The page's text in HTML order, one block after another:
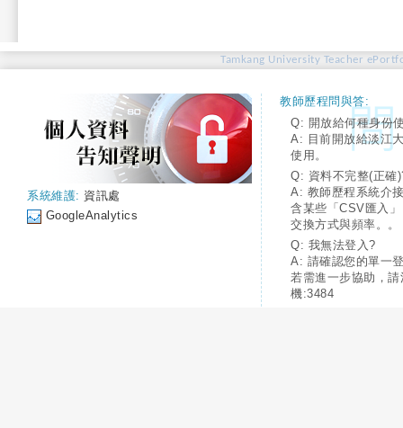
Tamkang University Teacher
系統維護: 資訊處
GoogleAnalytics
教師歷程問與答:
Q: 開放給何種身份
A: 目前開放給淡江
使用。
Q: 資料不完整(正確
A: 教師歷程系統介
含某些「CSV匯入
交換方式與頻率。。
Q: 我無法登入?
A: 請確認您的單一
若需進一步協助，
機:3484